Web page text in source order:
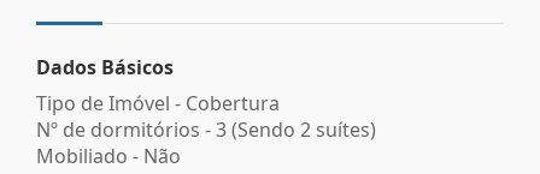
Dados Básicos
Tipo de Imóvel - Cobertura
Nº de dormitórios - 3 (Sendo 2 suítes)
Mobiliado - Não